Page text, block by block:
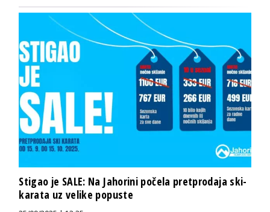
Stigao je SALE: Na Jahorini počela pretprodaja ski-
karata uz velike popuste